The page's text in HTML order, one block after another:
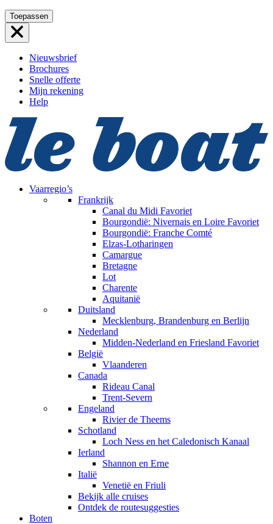
Ga
naar
de
Toepassen
Nieuwsbrief
Brochures
Snelle offerte
Mijn rekening
Help
Vaarregio’s
Frankrijk
Canal du Midi Favoriet
Bourgondië: Nivernais en Loire Favoriet
Bourgondië: Franche Comté
Elzas-Lotharingen
Camargue
Bretagne
Lot
Charente
Aquitanië
Duitsland
Mecklenburg, Brandenburg en Berlijn
Nederland
Midden-Nederland en Friesland Favoriet
België
Vlaanderen
Canada
Rideau Canal
Trent-Severn
Engeland
Rivier de Theems
Schotland
Loch Ness en het Caledonisch Kanaal
Ierland
Shannon en Erne
Italië
Venetië en Friuli
Bekijk alle cruises
Ontdek de routesuggesties
Boten